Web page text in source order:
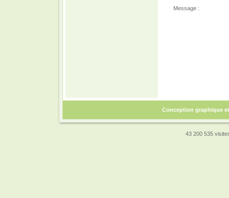
Message :
Conception graphique
43 200 535